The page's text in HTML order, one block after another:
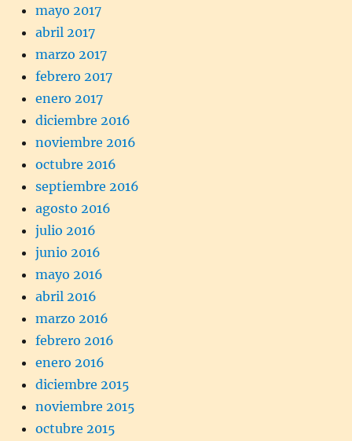
mayo 2017
abril 2017
marzo 2017
febrero 2017
enero 2017
diciembre 2016
noviembre 2016
octubre 2016
septiembre 2016
agosto 2016
julio 2016
junio 2016
mayo 2016
abril 2016
marzo 2016
febrero 2016
enero 2016
diciembre 2015
noviembre 2015
octubre 2015